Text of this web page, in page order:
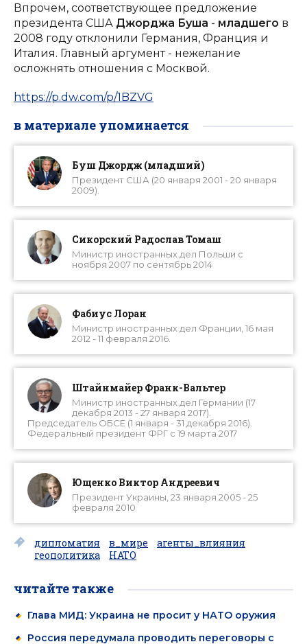
Впрочем, соответствующее предложение
президента США Джорджа Буша - младшего в
2008 году отклонили Германия, Франция и
Италия. Главный аргумент - нежелание
осложнять отношения с Москвой.
https://p.dw.com/p/1BZVG
в материале упоминается
Буш Джордж (младший)
Президент США (20 января 2001 - 20 января
2009).
Сикорский Радослав Томаш
Министр иностранных дел Польши с
ноября 2007 по сентябрь 2014
Фабиус Лоран
Министр иностранных дел Франции, 16 мая
2012 - 11 февраля 2016.
Штайнмайер Франк-Вальтер
Министр иностранных дел Германии (17
декабря 2013 - 27 января 2017).
Председатель ОБСЕ (1 января - 31 декабря 2016).
Федеральный президент ФРГ с 19 марта 2017
Ющенко Виктор Андреевич
Президент Украины, 23 января 2005 - 25
февраля 2010
дипломатия в_мире
агенты_влияния
геополитика
НАТО
читайте также
Глава МИД: Украина не просит у НАТО оружия
Россия передумала проводить переговоры с